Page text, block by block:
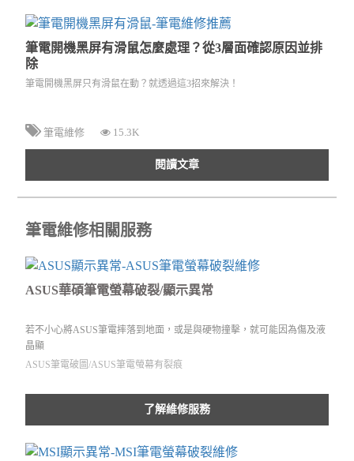
筆電開機黑屏有滑鼠怎麼處理？從3層面確認原因並排
除
筆電開機黑屏只有滑鼠在動？就透過這3招來解決！
筆電維修 15.3K
閱讀文章
筆電維修相關服務
ASUS華碩筆電螢幕破裂/顯示異常
若不小心將ASUS筆電摔落到地面，或是與硬物撞擊，就可能因為傷及液
晶顯
ASUS筆電破圖/ASUS筆電螢幕有裂痕
了解維修服務